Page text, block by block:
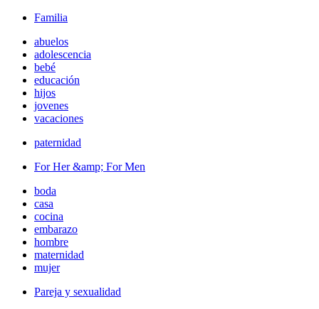
Familia
abuelos
adolescencia
bebé
educación
hijos
jovenes
vacaciones
paternidad
For Her &amp; For Men
boda
casa
cocina
embarazo
hombre
maternidad
mujer
Pareja y sexualidad